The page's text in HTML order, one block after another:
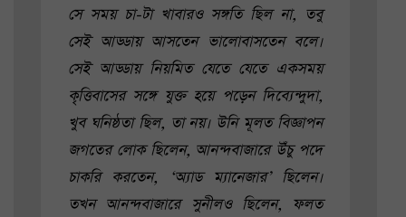
সে সময় চা-টা খাবারও সঙ্গতি ছিল না, তবু
সেই আড্ডায় আসতেন ভালোবাসতেন বলে।
সেই আড্ডায় নিয়মিত যেতে যেতে একসময়
কৃত্তিবাসের সঙ্গে যুক্ত হয়ে পড়েন দিব্যেন্দুদা,
খুব ঘনিষ্ঠতা ছিল, তা নয়। উনি মূলত বিজ্ঞাপন
জগতের লোক ছিলেন, আনন্দবাজারে উঁচু পদে
চাকরি করতেন, ‘অ্যাড ম্যানেজার’ ছিলেন।
তখন আনন্দবাজারে সুনীলও ছিলেন, ফলত